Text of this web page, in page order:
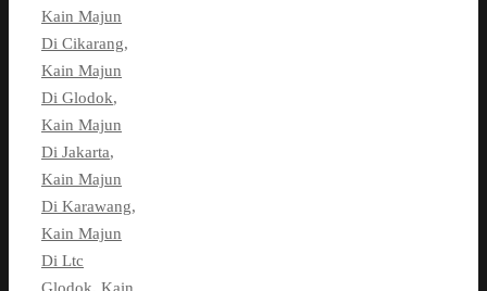
Kain Majun
Di Cikarang,
Kain Majun
Di Glodok,
Kain Majun
Di Jakarta,
Kain Majun
Di Karawang,
Kain Majun
Di Ltc